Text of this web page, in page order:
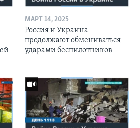
МАРТ 14, 2025
Россия и Украина
продолжают обмениваться
ударами беспилотников